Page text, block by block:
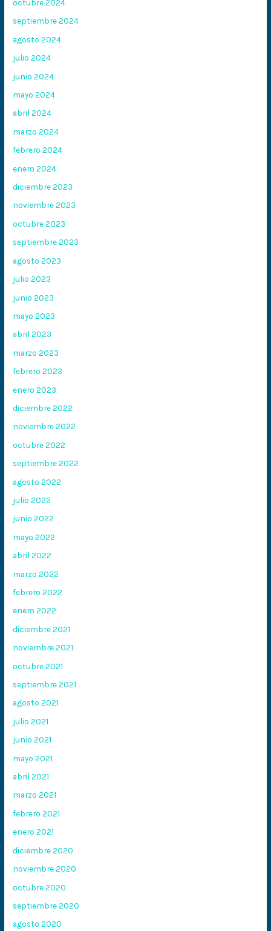
octubre 2024
septiembre 2024
agosto 2024
julio 2024
junio 2024
mayo 2024
abril 2024
marzo 2024
febrero 2024
enero 2024
diciembre 2023
noviembre 2023
octubre 2023
septiembre 2023
agosto 2023
julio 2023
junio 2023
mayo 2023
abril 2023
marzo 2023
febrero 2023
enero 2023
diciembre 2022
noviembre 2022
octubre 2022
septiembre 2022
agosto 2022
julio 2022
junio 2022
mayo 2022
abril 2022
marzo 2022
febrero 2022
enero 2022
diciembre 2021
noviembre 2021
octubre 2021
septiembre 2021
agosto 2021
julio 2021
junio 2021
mayo 2021
abril 2021
marzo 2021
febrero 2021
enero 2021
diciembre 2020
noviembre 2020
octubre 2020
septiembre 2020
agosto 2020